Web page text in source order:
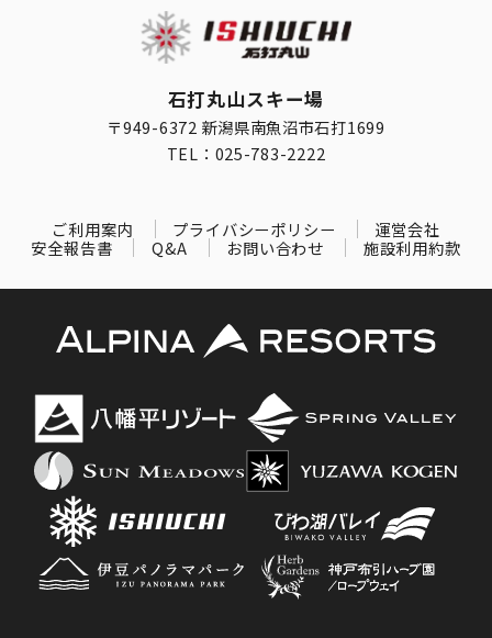
石打丸山スキー場
〒949-6372 新潟県南魚沼市石打1699
TEL：025-783-2222
ご利用案内 プライバシーポリシー
運営会社
安全報告書
Q&A お問い合わせ 施設利用約款